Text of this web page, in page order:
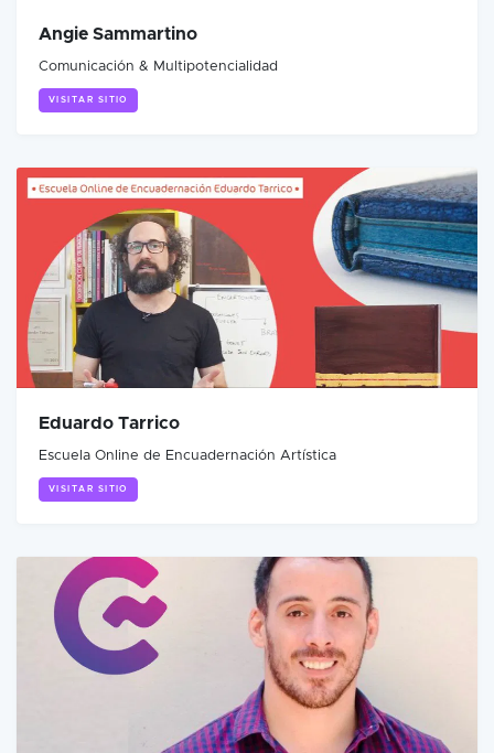
Angie Sammartino
Comunicación & Multipotencialidad
VISITAR SITIO
Eduardo Tarrico
Escuela Online de Encuadernación Artística
VISITAR SITIO